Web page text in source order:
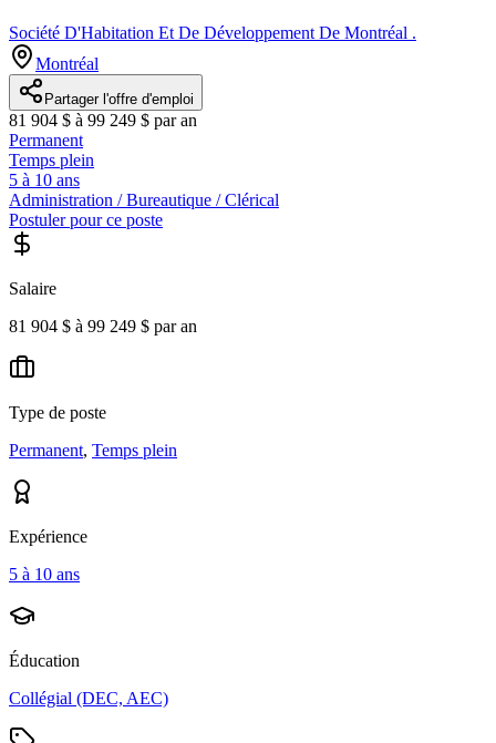
Société D'Habitation Et De Développement De Montréal .
Montréal
Partager l'offre d'emploi
81 904 $ à 99 249 $ par an
Permanent
Temps plein
5 à 10 ans
Administration / Bureautique / Clérical
Postuler pour ce poste
Salaire
81 904 $ à 99 249 $ par an
Type de poste
Permanent, Temps plein
Expérience
5 à 10 ans
Éducation
Collégial (DEC, AEC)